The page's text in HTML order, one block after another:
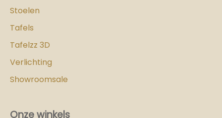
Stoelen
Tafels
Tafelzz 3D
Verlichting
Showroomsale
Onze winkels